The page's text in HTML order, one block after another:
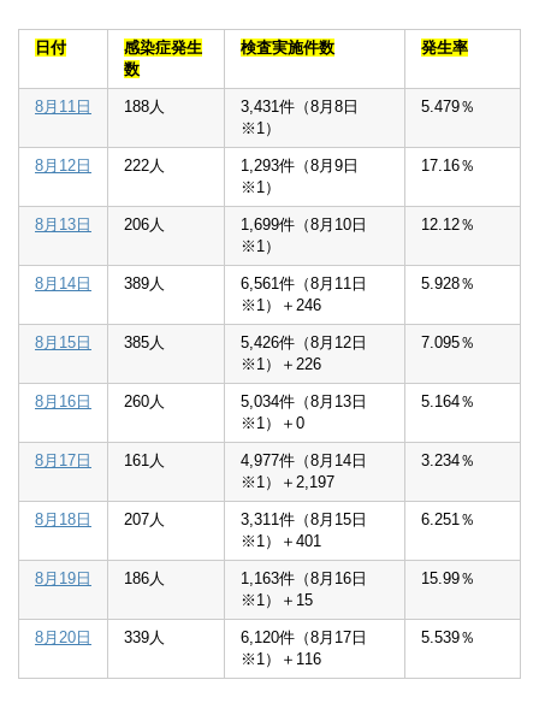
日付
感染症発生
数
検査実施件数 発生率
8月11日 188人
3,431件（8月8日
※1）
5.479％
8月12日 222人
1,293件（8月9日
※1）
17.16％
8月13日 206人
1,699件（8月10日
※1）
12.12％
8月14日 389人
6,561件（8月11日
※1）＋246
5.928％
8月15日 385人
5,426件（8月12日
※1）＋226
7.095％
8月16日 260人
5,034件（8月13日
※1）＋0
5.164％
8月17日 161人
4,977件（8月14日
※1）＋2,197
3.234％
8月18日 207人
3,311件（8月15日
※1）＋401
6.251％
8月19日 186人
1,163件（8月16日
※1）＋15
15.99％
8月20日 339人
6,120件（8月17日
※1）＋116
5.539％